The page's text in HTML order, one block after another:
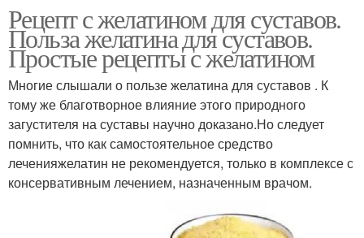
Рецепт с желатином для суставов.
Польза желатина для суставов.
Простые рецепты с желатином
Многие слышали о пользе желатина для суставов . К
тому же благотворное влияние этого природного
загустителя на суставы научно доказано.Но следует
помнить, что как самостоятельное средство
леченияжелатин не рекомендуется, только в комплексе с
консервативным лечением, назначенным врачом.